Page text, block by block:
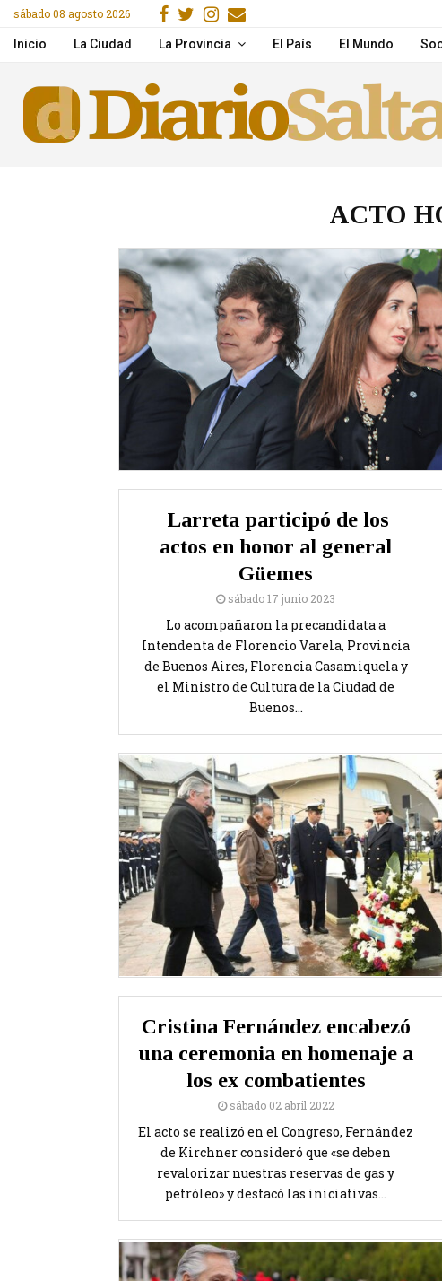
sábado 08 agosto 2026
en IA y herramientas de Google Desde la próxima semana la
Facebook
Gorjeo
Instagram
Email
Inicio La Ciudad La Provincia El País El Mundo
ACTO
Larreta participó de los
actos en honor al general
Güemes
sábado 17 junio 2023
Lo acompañaron la precandidata a
Intendenta de Florencio Varela, Provincia
de Buenos Aires, Florencia Casamiquela y
el Ministro de Cultura de la Ciudad de
Buenos...
Cristina Fernández encabezó
una ceremonia en homenaje a
los ex combatientes
sábado 02 abril 2022
El acto se realizó en el Congreso, Fernández
de Kirchner consideró que «se deben
revalorizar nuestras reservas de gas y
petróleo» y destacó las iniciativas...